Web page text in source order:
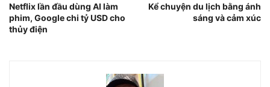
Netflix lần đầu dùng AI làm
phim, Google chi tỷ USD cho
thủy điện
Kể chuyện du lịch bằng ánh
sáng và cảm xúc